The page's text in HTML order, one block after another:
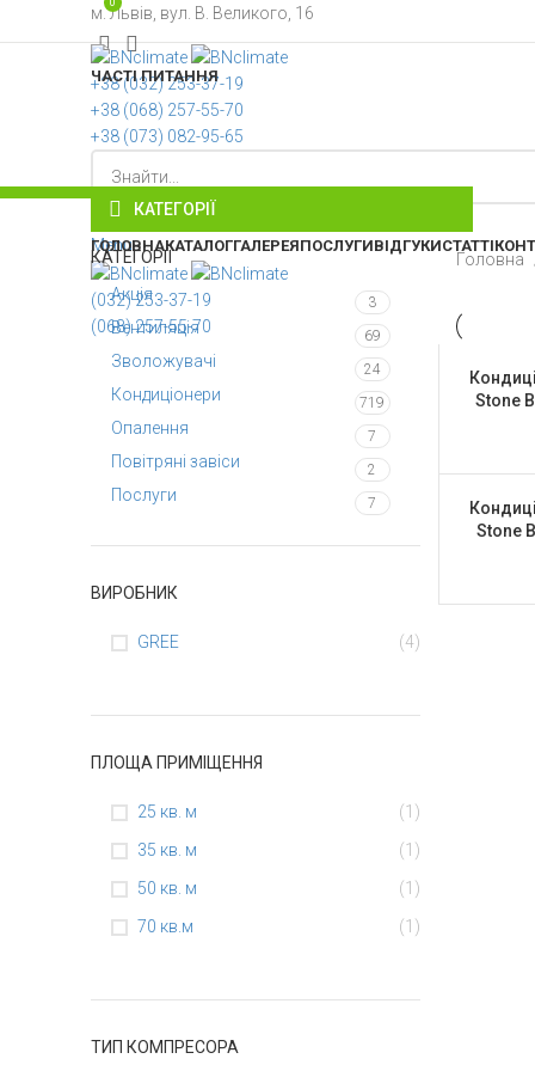
м. Львів, вул. В. Великого, 16
ЧАСТІ ПИТАННЯ
+38 ‎(032) 253-37-19
+38 (068) 257-55-70
+38 (073) 082-95-65
ОБЕРІТЬ КАТЕГОРІЮ
0
0.00грн.
Menu
(032) 253-37-19
(068) 257-55-70
КАТЕГОРІЇ
ГОЛОВНАКАТАЛОГГАЛЕРЕЯПОСЛУГИВІДГУКИСТАТТІ
КАТЕГОРІЇ
Акція
3
Вентиляція 69
Зволожувачі 24
Кондиціонери 719
Опалення 7
Повітряні завіси 2
Послуги 7
ВИРОБНИК
GREE (4)
ПЛОЩА ПРИМІЩЕННЯ
25 кв. м
(1)
35 кв. м
(1)
50 кв. м
(1)
70 кв.м
(1)
ТИП КОМПРЕСОРА
Головна
Stone
Stone